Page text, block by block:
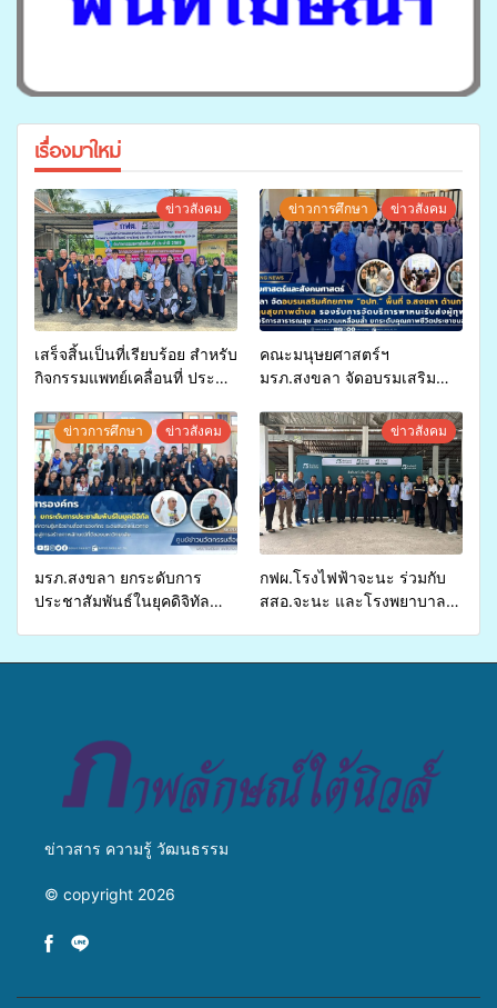
เรื่องมาใหม่
ข่าวสังคม
เสร็จสิ้นเป็นที่เรียบร้อย สำหรับ
กิจกรรมแพทย์เคลื่อนที่ ประจำ
สุขภาพแก่ประชาชนในพื้นที่
อำเภอจะนะ
ข่าวการศึกษา ข่าวสังคม
คณะมนุษยศาสตร์ฯ
มรภ.สงขลา จัดอบรมเสริม
จ่ายงบกองทุนสุขภาพตำบล
รองรับการจัดบริการพาหนะรับ
ส่งผู้ทุพพลภาพเพื่อเข้ารับ
บริการสาธารณสุข ลดความ
เหลื่อมล้ำ ยกระดับคุณภาพ
ชีวิตประชาชนอย่างยั่งยืน
ข่าวการศึกษา ข่าวสังคม
มรภ.สงขลา ยกระดับการ
ประชาสัมพันธ์ในยุคดิจิทัล
ข่าวสังคม
กฟผ.โรงไฟฟ้าจะนะ ร่วมกับ
สสอ.จะนะ และโรงพยาบาล
ข่าวสาร ความรู้ วัฒนธรรม
© copyright 2026